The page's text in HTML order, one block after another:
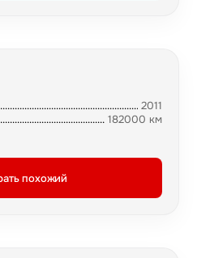
2011
182000 км
похожий